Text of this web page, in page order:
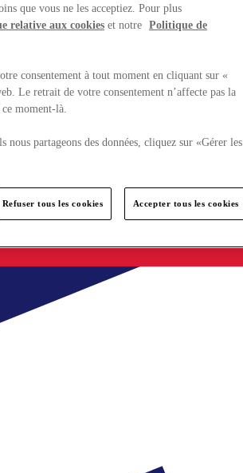
que vous ne les acceptiez. Pour plus
relative aux cookies et notre Politique de
consentement à tout moment en cliquant sur «
Le retrait de votre consentement n’affecte pas la
moment-là.
partageons des données, cliquez sur «Gérer les
Refuser tous les cookies Accepter tous les cookies